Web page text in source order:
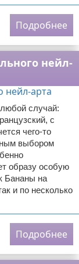
Подробнее
нейл-
случай:
с
чего-то
выбором
образу особую
Бананы на
и по несколько
Подробнее